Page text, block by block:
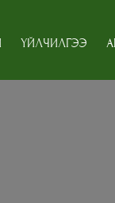
ҮЙЛЧИЛГЭЭ